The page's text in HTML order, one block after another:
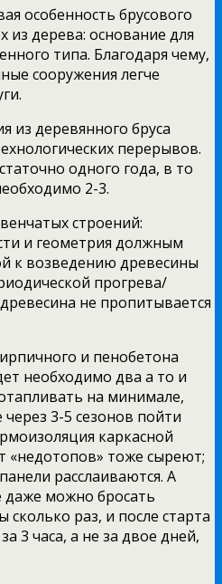
особенность брусового
из дерева: основание для
типа. Благодаря чему,
сооружения легче
из деревянного бруса
перерывов.
одного года, в то
2-3.
строений:
и геометрия должным
к возведению древесины
прогрева/
не пропитывается
и пенобетона
необходимо два а то и
на минимале,
3-5 сезонов пойти
каркасной
«недотопов» тоже сыреют;
расслаиваются. А
можно бросать
раз, и после старта
3 часа, а не за двое дней,